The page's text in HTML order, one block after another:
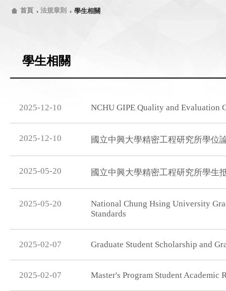
首頁 法規章則 學生相關
學生相關
2025-12-10 NCHU GIPE Quality and Evaluation
2025-12-10 國立中興大學精密工程研究所學位
2025-05-20 國立中興大學精密工程研究所學生
2025-05-20
National Chung Hsing University
Standards
2025-02-07 Graduate Student Scholarship and
2025-02-07 Master's Program Student Academic